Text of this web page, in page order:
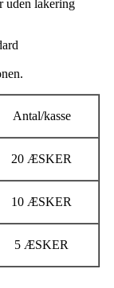
uden lakering
Antal/kasse
20 ÆSKER
10 ÆSKER
5 ÆSKER